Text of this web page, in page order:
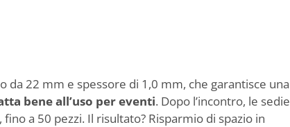
da 22 mm e spessore di 1,0 mm, che garantisce una
bene all’uso per eventi. Dopo l’incontro, le sedie
a 50 pezzi. Il risultato? Risparmio di spazio in